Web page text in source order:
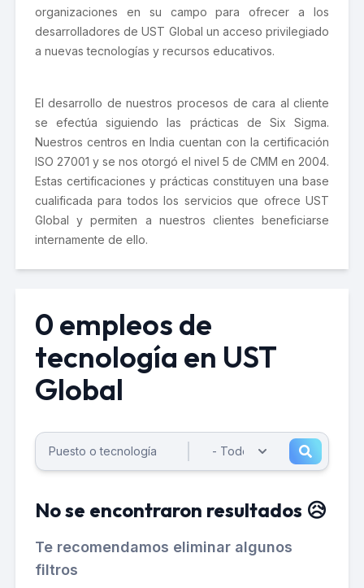
organizaciones en su campo para ofrecer a los
desarrolladores de UST Global un acceso privilegiado
a nuevas tecnologías y recursos educativos.
El desarrollo de nuestros procesos de cara al cliente
se efectúa siguiendo las prácticas de Six Sigma.
Nuestros centros en India cuentan con la certificación
ISO 27001 y se nos otorgó el nivel 5 de CMM en 2004.
Estas certificaciones y prácticas constituyen una base
cualificada para todos los servicios que ofrece UST
Global y permiten a nuestros clientes beneficiarse
internamente de ello.
0 empleos de
tecnología en UST
Global
No se encontraron resultados 😥
Te recomendamos eliminar algunos
filtros